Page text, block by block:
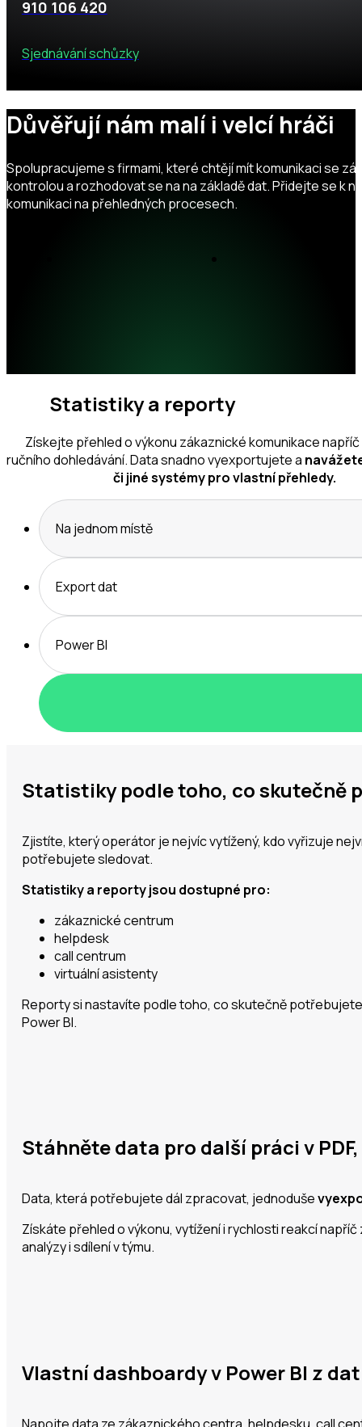
910 106 420
Sjednávání schůzky
Důvěřují nám malí i velcí hráči
Spolupracujeme s firmami, které chtějí mít komunikaci se
kontrolou a rozhodovat se na na základě dat. Přidejte se k
komunikaci na přehledných procesech.
Statistiky a reporty
Získejte přehled o výkonu zákaznické komunikace
ručního dohledávání. Data snadno vyexportujete a
či jiné systémy pro vlastní přehledy.
Na jednom místě
Export dat
Power BI
Statistiky podle toho, co skutečně
Zjistíte, který operátor je nejvíc vytížený, kdo vyřizuje
potřebujete sledovat.
Statistiky a reporty jsou dostupné pro:
zákaznické centrum
helpdesk
call centrum
virtuální asistenty
Reporty si nastavíte podle toho, co skutečně potřebujete
Power BI.
Stáhněte data pro další práci v PDF,
Data, která potřebujete dál zpracovat, jednoduše
Získáte přehled o výkonu, vytížení i rychlosti reakcí
analýzy i sdílení v týmu.
Vlastní dashboardy v Power BI z
Napojte data ze zákaznického centra, helpdesku, call